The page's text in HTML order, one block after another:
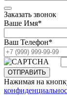
Заказать звонок
Ваше Имя*
Ваш Телефон*
ОТПРАВИТЬ
Нажимая на